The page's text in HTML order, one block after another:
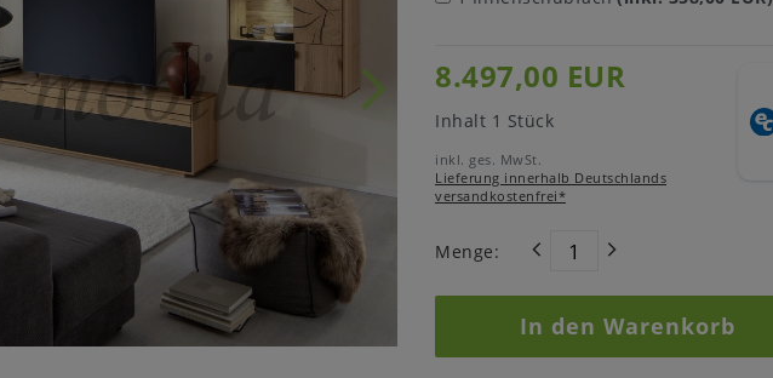
8.497,00 EUR
Inhalt 1 Stück
inkl. ges. MwSt.
Lieferung innerhalb Deutschlands
versandkostenfrei*
Menge:
In den Warenkorb